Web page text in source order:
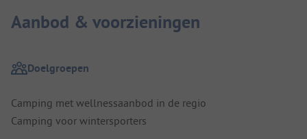
Aanbod & voorzieningen
Doelgroepen
Camping met wellnessaanbod in de regio
Camping voor wintersporters